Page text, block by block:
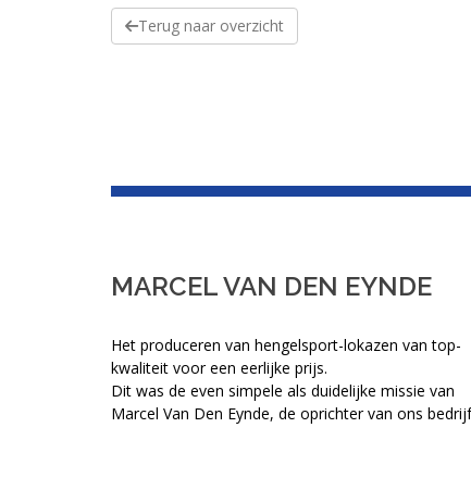
Terug naar overzicht
MARCEL VAN DEN EYNDE
Het produceren van hengelsport-lokazen van top-
kwaliteit voor een eerlijke prijs.
Dit was de even simpele als duidelijke missie van
Marcel Van Den Eynde, de oprichter van ons